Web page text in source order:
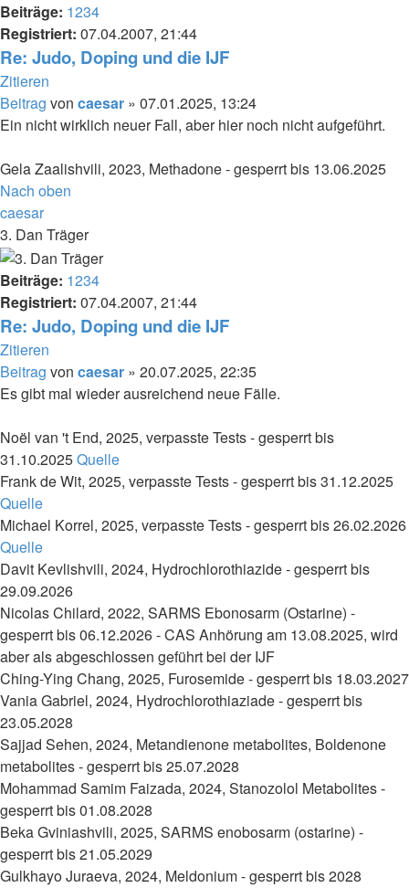
Beiträge: 1234
Registriert: 07.04.2007, 21:44
Re: Judo, Doping und die IJF
Zitieren
Beitrag von caesar » 07.01.2025, 13:24
Ein nicht wirklich neuer Fall, aber hier noch nicht aufgeführt.
Gela Zaalishvili, 2023, Methadone - gesperrt bis 13.06.2025
Nach oben
caesar
3. Dan Träger
Beiträge: 1234
Registriert: 07.04.2007, 21:44
Re: Judo, Doping und die IJF
Zitieren
Beitrag von caesar » 20.07.2025, 22:35
Es gibt mal wieder ausreichend neue Fälle.
Noël van 't End, 2025, verpasste Tests - gesperrt bis
31.10.2025Quelle
Frank de Wit, 2025, verpasste Tests - gesperrt bis 31.12.2025
Quelle
Michael Korrel, 2025, verpasste Tests - gesperrt bis 26.02.2026
Quelle
Davit Kevlishvili, 2024, Hydrochlorothiazide - gesperrt bis
29.09.2026
Nicolas Chilard, 2022, SARMS Ebonosarm (Ostarine) -
gesperrt bis 06.12.2026 - CAS Anhörung am 13.08.2025, wird
aber als abgeschlossen geführt bei der IJF
Ching-Ying Chang, 2025, Furosemide - gesperrt bis 18.03.2027
Vania Gabriel, 2024, Hydrochlorothiaziade - gesperrt bis
23.05.2028
Sajjad Sehen, 2024, Metandienone metabolites, Boldenone
metabolites - gesperrt bis 25.07.2028
Mohammad Samim Faizada, 2024, Stanozolol Metabolites -
gesperrt bis 01.08.2028
Beka Gviniashvili, 2025, SARMS enobosarm (ostarine) -
gesperrt bis 21.05.2029
Gulkhayo Juraeva, 2024, Meldonium - gesperrt bis 2028